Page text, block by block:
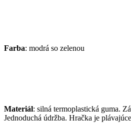
Farba: modrá so zelenou
Materiál: silná termoplastická guma.
Jednoduchá údržba. Hračka je